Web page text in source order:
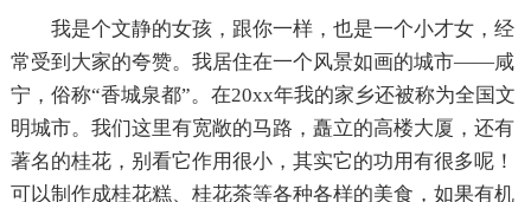
我是个文静的女孩，跟你一样，也是一个小才女，经
常受到大家的夸赞。我居住在一个风景如画的城市——咸
宁，俗称“香城泉都”。在20xx年我的家乡还被称为全国文
明城市。我们这里有宽敞的马路，矗立的高楼大厦，还有
著名的桂花，别看它作用很小，其实它的功用有很多呢！
可以制作成桂花糕、桂花茶等各种各样的美食，如果有机